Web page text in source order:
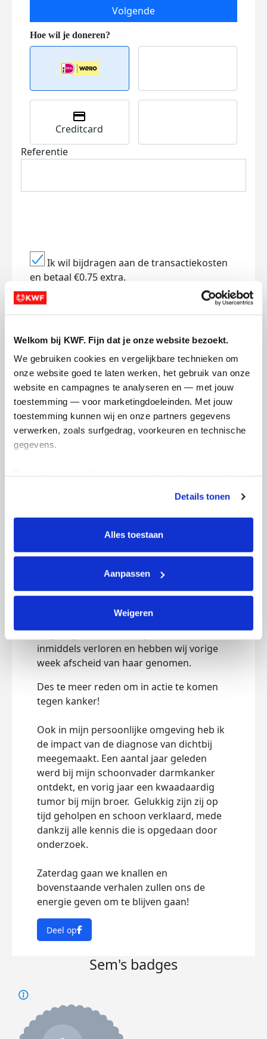
Welkom bij KWF. Fijn dat je onze website bezoekt.
We gebruiken cookies en vergelijkbare technieken om
onze website goed te laten werken, het gebruik van onze
website en campagnes te analyseren en — met jouw
toestemming — voor marketingdoeleinden. Met jouw
toestemming kunnen wij en onze partners gegevens
verwerken, zoals surfgedrag, voorkeuren en technische
gegevens.
tonen. Je kunt je toestemming op elk moment wijzigen of
intrekken via Cookie instellingen onderaan de pagina. De
lijst met cookies is te vinden in het tabblad “details”.
Details tonen
Alles toestaan
Aanpassen
Weigeren
Volgende
Creditcard
Referentie
Ik wil bijdragen aan de transactiekosten
en betaal €0.75 extra.
Opgehaald
€1.335
Streefbedrag
€1.000
Doneer Word lid van ons team
Mijn updates
De reden
zondag 25 januari 2026
Het verhaal dat op de donatie pagina staat
sportschool eigenaar. Helaas heeft zij de
strijd tegen deze vreselijke ziekte
inmiddels verloren en hebben wij vorige
week afscheid van haar genomen.
Des te meer reden om in actie te komen
tegen kanker!
Ook in mijn persoonlijke omgeving heb ik
de impact van de diagnose van dichtbij
meegemaakt. Een aantal jaar geleden
werd bij mijn schoonvader darmkanker
ontdekt, en vorig jaar een kwaadaardig
tumor bij mijn broer. Gelukkig zijn zij op
tijd geholpen en schoon verklaard, mede
dankzij alle kennis die is opgedaan door
onderzoek.
Zaterdag gaan we knallen en
bovenstaande verhalen zullen ons de
energie geven om te blijven gaan!
Deel op
Sem's badges